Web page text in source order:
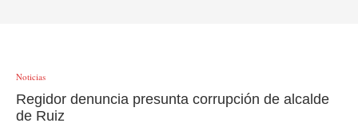
Noticias
Regidor denuncia presunta corrupción de alcalde
de Ruiz